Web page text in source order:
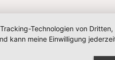
Technologien von
kann meine Einwilligung